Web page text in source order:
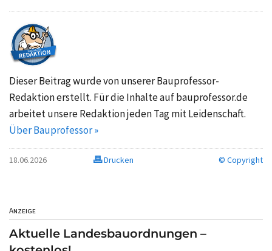
Dieser Beitrag wurde von unserer Bauprofessor-
Redaktion erstellt. Für die Inhalte auf bauprofessor.de
arbeitet unsere Redaktion jeden Tag mit Leidenschaft.
Über Bauprofessor »
18.06.2026 Drucken © Copyright
Anzeige
Aktuelle Landesbauordnungen –